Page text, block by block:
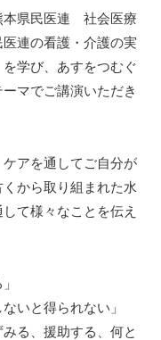
本県民医連 社会医療
連の看護・介護の実
学び、あすをつむぐ
マでご講演いただき
アを通してご自分が
から取り組まれた水
て様々なことを伝え
いと得られない」
る、援助する、何と